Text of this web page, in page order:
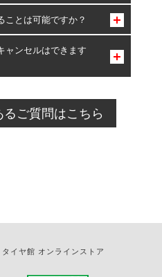
みとなります。
ことは可能ですか？
可能です。
合わせに限り、同時にご予約が
ャンセルはできます
を過ぎている場合のご予約
は、直接ご予約の店舗まで
ご質問はこちら
タイヤ館 オンラインストア